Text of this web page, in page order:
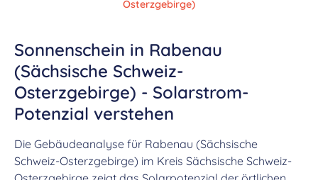
Osterzgebirge)
Sonnenschein in Rabenau
(Sächsische Schweiz-
Osterzgebirge) - Solarstrom-
Potenzial verstehen
Die Gebäudeanalyse für Rabenau (Sächsische
Schweiz-Osterzgebirge) im Kreis Sächsische Schweiz-